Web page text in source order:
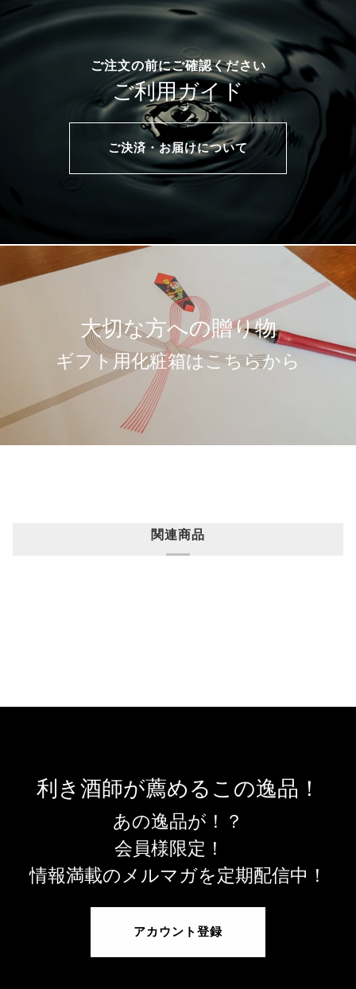
ご注文の前にご確認ください
ご利用ガイド
ご決済・お届けについて
大切な方への贈り物
ギフト用化粧箱はこちらから
関連商品
利き酒師が薦めるこの逸品！
あの逸品が！？
会員様限定！
情報満載のメルマガを定期配信中！
アカウント登録